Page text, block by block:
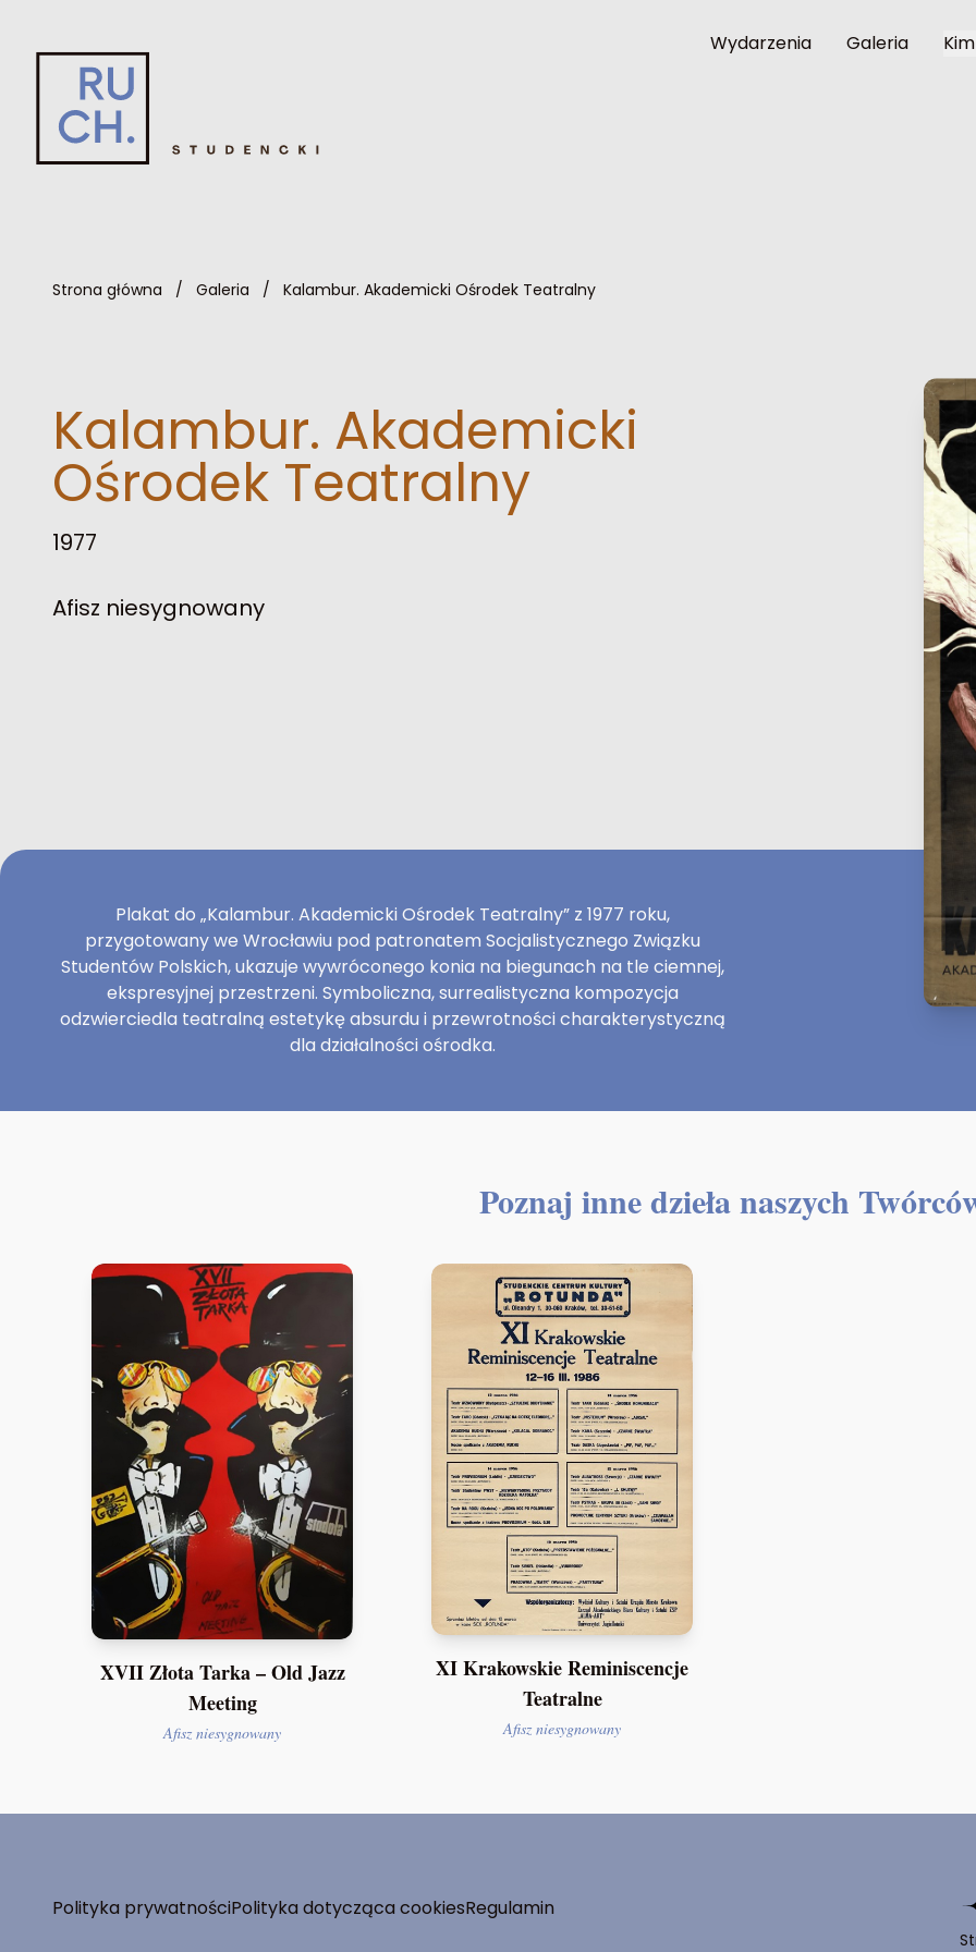
Wydarzenia Galeria
Strona główna / Galeria / Kalambur. Akademicki Ośrodek Teatralny
Kalambur. Akademicki
Ośrodek Teatralny
1977
Afisz niesygnowany
Plakat do „Kalambur. Akademicki Ośrodek Teatralny” z 1977 roku,
przygotowany we Wrocławiu pod patronatem Socjalistycznego Związku
Studentów Polskich, ukazuje wywróconego konia na biegunach na tle ciemnej,
ekspresyjnej przestrzeni. Symboliczna, surrealistyczna kompozycja
odzwierciedla teatralną estetykę absurdu i przewrotności charakterystyczną
dla działalności ośrodka.
Poznaj inne dzieła naszych
XVII Złota Tarka – Old Jazz
Meeting
Afisz niesygnowany
XI Krakowskie Reminiscencje
Teatralne
Afisz niesygnowany
Polityka prywatnościPolityka dotycząca cookiesRegulamin